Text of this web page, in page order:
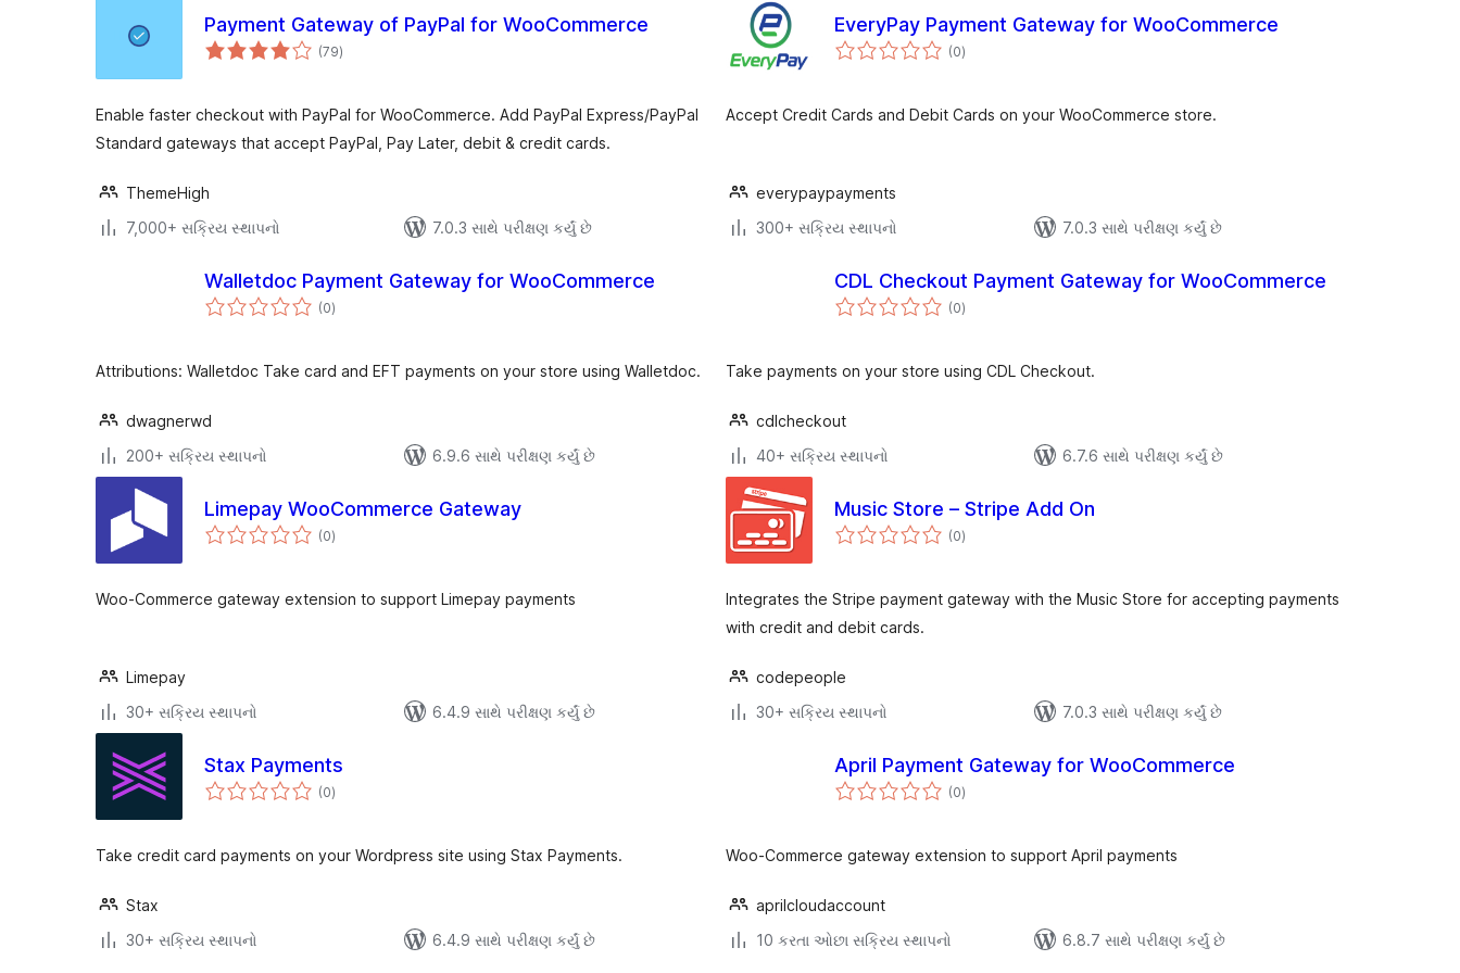
Payment Gateway of PayPal for WooCommerce
(79કુલ
રેટિંગ્સ
)
Enable faster checkout with PayPal for WooCommerce. Add PayPal Express/PayPal
Standard gateways that accept PayPal, Pay Later, debit & credit cards.
ThemeHigh
7,000+ સક્રિય સ્થાપનો
7.0.3 સાથે પરીક્ષણ કર્યું છે
EveryPay Payment Gateway for WooCommerce
(0કુલ
રેટિંગ્સ
)
Accept Credit Cards and Debit Cards on your WooCommerce store.
everypaypayments
300+ સક્રિય સ્થાપનો
7.0.3 સાથે પરીક્ષણ કર્યું છે
Walletdoc Payment Gateway for WooCommerce
(0કુલ
રેટિંગ્સ
)
Attributions: Walletdoc Take card and EFT payments on your store using Walletdoc.
dwagnerwd
200+ સક્રિય સ્થાપનો
6.9.6 સાથે પરીક્ષણ કર્યું છે
CDL Checkout Payment Gateway for WooCommerce
(0કુલ
રેટિંગ્સ
)
Take payments on your store using CDL Checkout.
cdlcheckout
40+ સક્રિય સ્થાપનો
6.7.6 સાથે પરીક્ષણ કર્યું છે
Limepay WooCommerce Gateway
(0કુલ
રેટિંગ્સ
)
Woo-Commerce gateway extension to support Limepay payments
Limepay
30+ સક્રિય સ્થાપનો
6.4.9 સાથે પરીક્ષણ કર્યું છે
Music Store – Stripe Add On
(0કુલ
રેટિંગ્સ
)
Integrates the Stripe payment gateway with the Music Store for accepting payments
with credit and debit cards.
codepeople
30+ સક્રિય સ્થાપનો
7.0.3 સાથે પરીક્ષણ કર્યું છે
Stax Payments
(0કુલ
રેટિંગ્સ
)
Take credit card payments on your Wordpress site using Stax Payments.
Stax
30+ સક્રિય સ્થાપનો
6.4.9 સાથે પરીક્ષણ કર્યું છે
April Payment Gateway for WooCommerce
(0કુલ
રેટિંગ્સ
)
Woo-Commerce gateway extension to support April payments
aprilcloudaccount
10 કરતા ઓછા સક્રિય સ્થાપનો
6.8.7 સાથે પરીક્ષણ કર્યું છે